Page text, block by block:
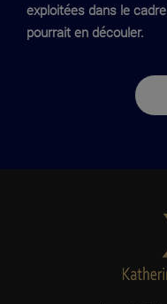
exploitées dans le
pourrait en découler.